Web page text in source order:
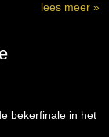
lees meer »
bekerfinale in het